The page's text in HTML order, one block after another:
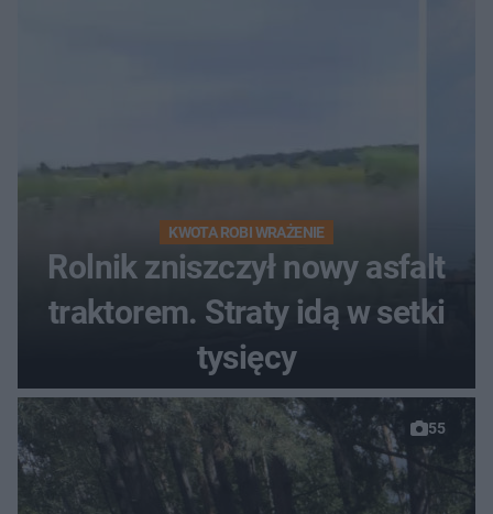
KWOTA ROBI WRAŻENIE
Rolnik zniszczył nowy asfalt
traktorem. Straty idą w setki
tysięcy
55